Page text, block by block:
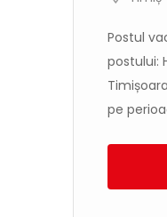
Postul
postului:
pe